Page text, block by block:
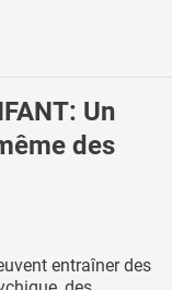
Un
des
entraîner des